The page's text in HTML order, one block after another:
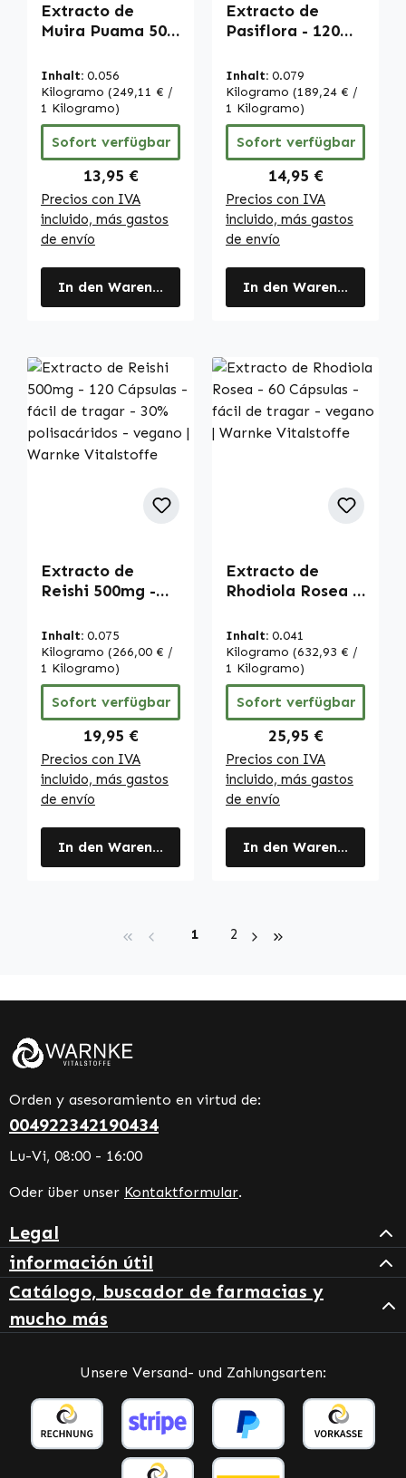
Extracto de
Muira Puama 500
fáciles de tragar
- alta dosis y
vegano | Warnke
Vitalstoffe
Inhalt: 0.056
Kilogramo (249,11 € /
1 Kilogramo)
Sofort verfügbar
Regulärer Preis:
13,95 €
Precios con IVA
incluido, más gastos
de envío
In den Warenkorb
Extracto de
Pasiflora - 120
| Warnke
Vitalstoffe
Inhalt: 0.079
Kilogramo (189,24 € /
1 Kilogramo)
Sofort verfügbar
Regulärer Preis:
14,95 €
Precios con IVA
incluido, más gastos
de envío
In den Warenkorb
Extracto de
Reishi 500mg -
fácil de tragar -
30%
polisacáridos -
vegano | Warnke
Vitalstoffe
Inhalt: 0.075
Kilogramo (266,00 € /
1 Kilogramo)
Sofort verfügbar
Regulärer Preis:
19,95 €
Precios con IVA
incluido, más gastos
de envío
In den Warenkorb
Extracto de
Rhodiola Rosea -
fácil de tragar -
vegano | Warnke
Vitalstoffe
Inhalt: 0.041
Kilogramo (632,93 € /
1 Kilogramo)
Sofort verfügbar
Regulärer Preis:
25,95 €
Precios con IVA
incluido, más gastos
de envío
In den Warenkorb
Seite
1 Seite
2
Orden y asesoramiento en virtud de:
004922342190434
Lu-Vi, 08:00 - 16:00
Oder über unser Kontaktformular.
Legal
información útil
Catálogo, buscador de farmacias y
mucho más
Unsere Versand- und Zahlungsarten: